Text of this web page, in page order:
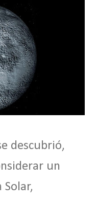
descubrió,
un
Solar,